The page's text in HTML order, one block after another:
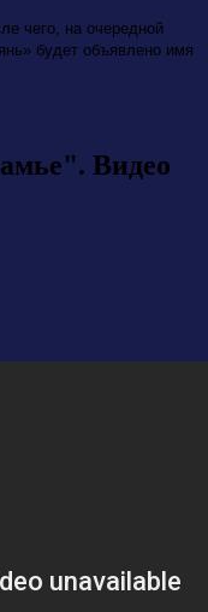
чего, на очередной
будет объявлено имя
Видео